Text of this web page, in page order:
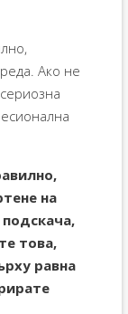
Ако не
на
това,
равна